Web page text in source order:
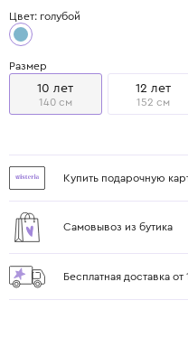
Цвет: голубой
Размер
10 лет
140 см
12 лет
152 см
Купить подарочную
Самовывоз из бутика
Бесплатная доставка